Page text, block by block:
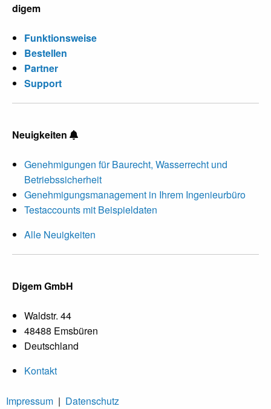
digem
Funktionsweise
Bestellen
Partner
Support
Neuigkeiten
Genehmigungen für Baurecht, Wasserrecht und
Betriebssicherheit
Genehmigungsmanagement in Ihrem Ingenieurbüro
Testaccounts mit Beispieldaten
Alle Neuigkeiten
Digem GmbH
Waldstr. 44
48488 Emsbüren
Deutschland
Kontakt
Impressum | Datenschutz